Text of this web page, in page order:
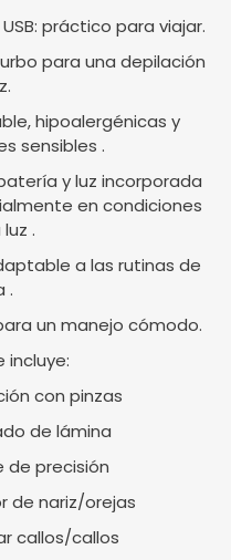
práctico para viajar.
para una depilación
hipoalergénicas y
sensibles .
y luz incorporada
en condiciones
.
a las rutinas de
.
un manejo cómodo.
incluye:
con pinzas
de lámina
de precisión
de nariz/orejas
callos/callos